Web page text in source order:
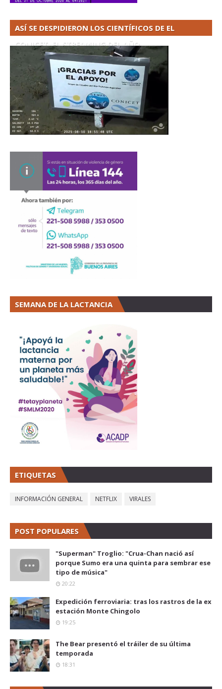
ASÍ SE DESPIDIERON LOS CIENTÍFICOS DE EL
CONICET. EL STREAMING DEL AÑO
SEMANA DE LA LACTANCIA
ETIQUETAS
INFORMACIÓN GENERAL NETFLIX VIRALES
POST POPULARES
"Superman" Troglio: "Crua-Chan nació así
porque Sumo era una quinta para sembrar ese
tipo de música"
20:22
Expedición ferroviaria: tras los rastros de la ex
estación Monte Chingolo
19:25
The Bear presentó el tráiler de su última
temporada
18:31